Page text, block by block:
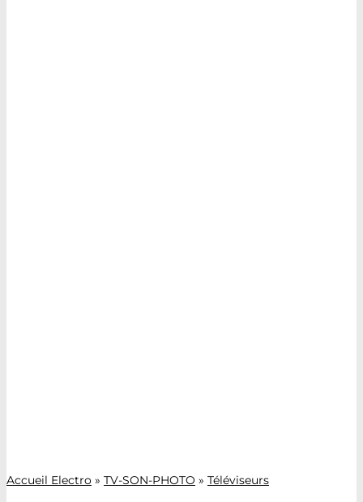
Accueil Electro » TV-SON-PHOTO » Téléviseurs